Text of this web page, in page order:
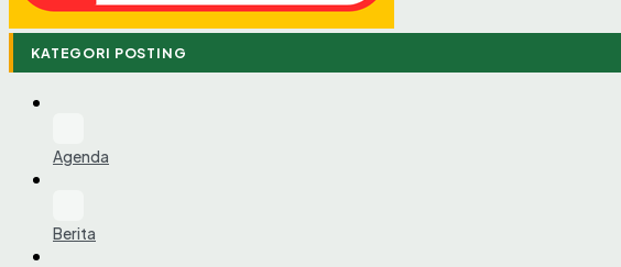
KATEGORI POSTING
Agenda
Berita